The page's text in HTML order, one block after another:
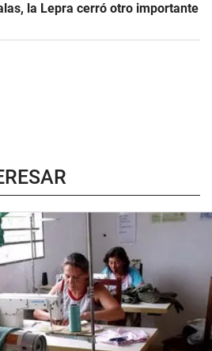
la Lepra cerró otro importante